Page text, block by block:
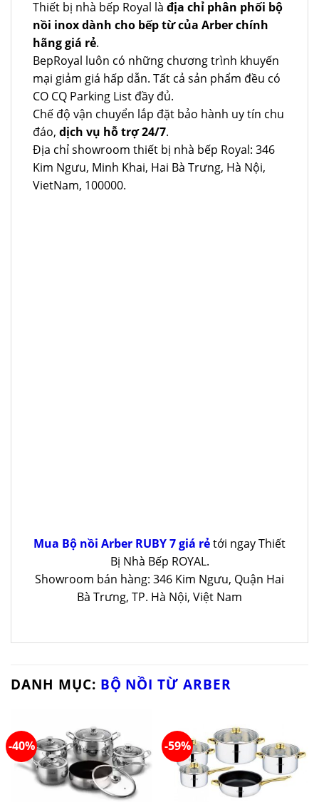
Thiết bị nhà bếp Royal là địa chỉ phân phối bộ
nồi inox dành cho bếp từ của Arber chính
hãng giá rẻ.
BepRoyal luôn có những chương trình khuyến
mại giảm giá hấp dẫn. Tất cả sản phẩm đều có
CO CQ Parking List đầy đủ.
Chế độ vận chuyển lắp đặt bảo hành uy tín chu
đáo, dịch vụ hỗ trợ 24/7.
Địa chỉ showroom thiết bị nhà bếp Royal: 346
Kim Ngưu, Minh Khai, Hai Bà Trưng, Hà Nội,
VietNam, 100000.
Mua Bộ nồi Arber RUBY 7 giá rẻtới ngay Thiết
Bị Nhà Bếp ROYAL.
Showroom bán hàng: 346 Kim Ngưu, Quận Hai
Bà Trưng, TP. Hà Nội, Việt Nam
DANH MỤC: BỘ NỒI TỪ ARBER
-40% -59%